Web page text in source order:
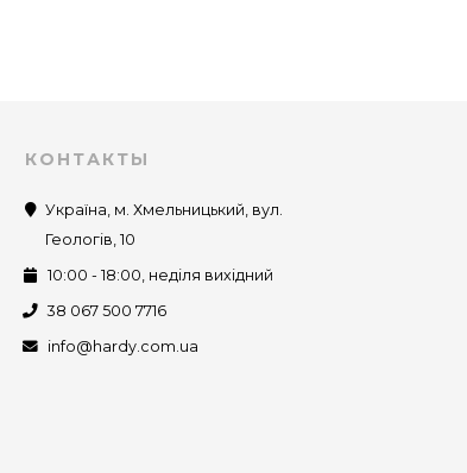
КОНТАКТЫ
Україна, м. Хмельницький, вул.
Геологів, 10
10:00 - 18:00, неділя вихідний
38 067 500 7716
info@hardy.com.ua